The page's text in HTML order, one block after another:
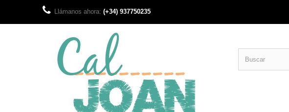
Llámanos ahora: (+34) 937750235